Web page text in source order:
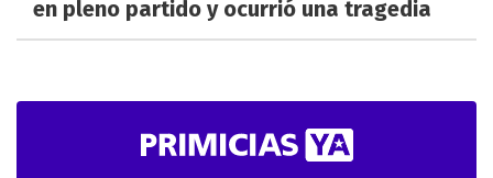
en pleno partido y ocurrió una tragedia